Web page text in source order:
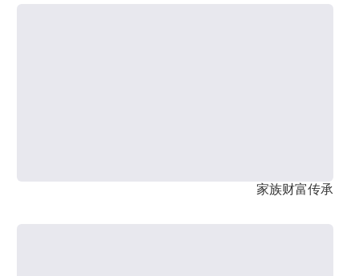
家族财富传承